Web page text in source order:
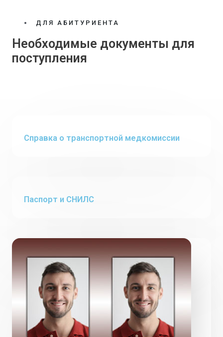
ДЛЯ АБИТУРИЕНТА
Необходимые документы для
поступления
Cправка о транспортной медкомиссии
Паспорт и СНИЛС